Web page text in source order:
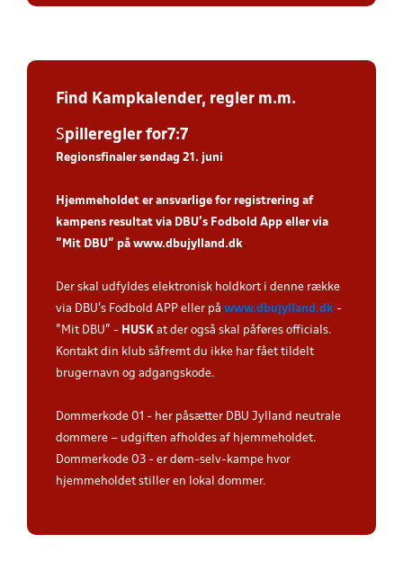
Find Kampkalender, regler m.m.
Spilleregler for7:7
Regionsfinaler søndag 21. juni
Hjemmeholdet er ansvarlige for registrering af
kampens resultat via DBU’s Fodbold App eller via
”Mit DBU” på www.dbujylland.dk.
Der skal udfyldes elektronisk holdkort i denne række
via DBU's Fodbold APP eller på www.dbujylland.dk -
"Mit DBU" - HUSK at der også skal påføres officials.
Kontakt din klub såfremt du ikke har fået tildelt
brugernavn og adgangskode.
Dommerkode 01 - her påsætter DBU Jylland neutrale
dommere – udgiften afholdes af hjemmeholdet.
Dommerkode 03 - er døm-selv-kampe hvor
hjemmeholdet stiller en lokal dommer.